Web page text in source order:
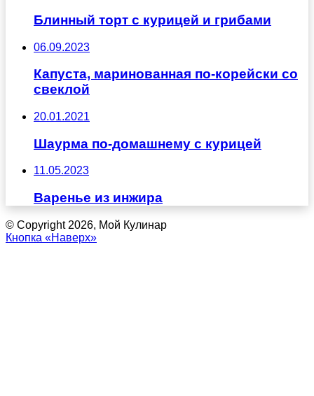
Блинный торт с курицей и грибами
06.09.2023
Капуста, маринованная по-корейски со
свеклой
20.01.2021
Шаурма по-домашнему с курицей
11.05.2023
Варенье из инжира
© Copyright 2026, Мой Кулинар
Кнопка «Наверх»